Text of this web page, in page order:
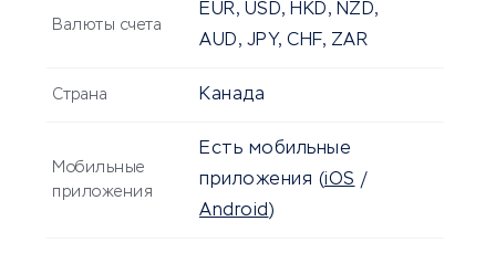
Валюты счета
EUR, USD, HKD, NZD,
AUD, JPY, CHF, ZAR
Страна Канада
Мобильные
приложения
Есть мобильные
приложения (iOS /
Android)